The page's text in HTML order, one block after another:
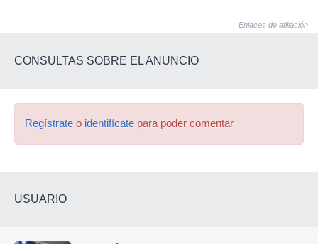
Enlaces de afiliación
CONSULTAS SOBRE EL ANUNCIO
Regístrate o identifícate para poder comentar
USUARIO